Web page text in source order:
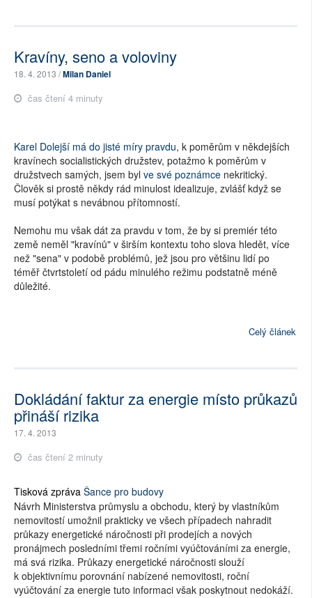
Kravíny, seno a voloviny
18. 4. 2013 /Milan Daniel
čas čtení 4 minuty
Karel Dolejší má do jisté míry pravdu, k poměrům v někdejších
kravínech socialistických družstev, potažmo k poměrům v
družstvech samých, jsem byl ve své poznámce nekritický.
Člověk si prostě někdy rád minulost idealizuje, zvlášť když se
musí potýkat s nevábnou přítomností.
Nemohu mu však dát za pravdu v tom, že by si premiér této
země neměl "kravínů" v širším kontextu toho slova hledět, více
než "sena" v podobě problémů, jež jsou pro většinu lidí po
téměř čtvrtstoletí od pádu minulého režimu podstatně méně
důležité.
Celý článek
Dokládání faktur za energie místo průkazů
přináší rizika
17. 4. 2013
čas čtení 2 minuty
Tisková zpráva Šance pro budovy
Návrh Ministerstva průmyslu a obchodu, který by vlastníkům
nemovitostí umožnil prakticky ve všech případech nahradit
průkazy energetické náročnosti při prodejích a nových
pronájmech posledními třemi ročními vyúčtováními za energie,
má svá rizika. Průkazy energetické náročnosti slouží
k objektivnímu porovnání nabízené nemovitosti, roční
vyúčtování za energie tuto informaci však poskytnout nedokáží.